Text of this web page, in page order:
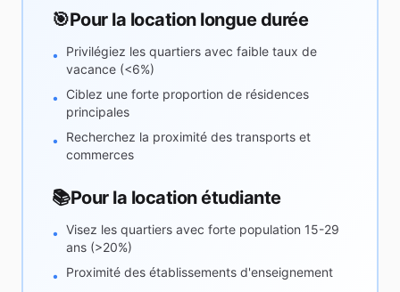
🎯Pour la location longue durée
•
Privilégiez les quartiers avec faible taux de
vacance (<6%)
•
Ciblez une forte proportion de résidences
principales
•
Recherchez la proximité des transports et
commerces
📚Pour la location étudiante
• Visez les quartiers avec forte population 15-29
ans (>20%)
•
Proximité des établissements d'enseignement